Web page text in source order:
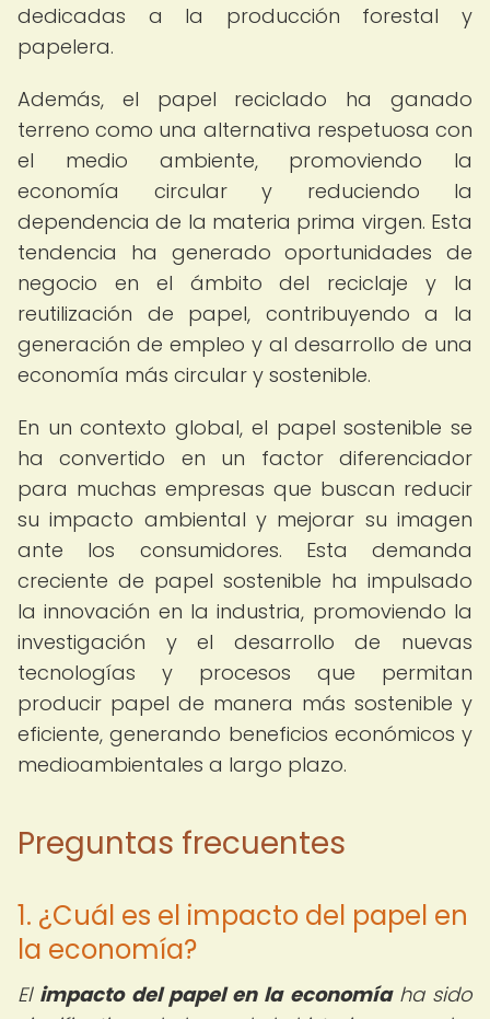
dedicadas a la producción forestal y
papelera.
Además, el papel reciclado ha ganado
terreno como una alternativa respetuosa con
el medio ambiente, promoviendo la
economía circular y reduciendo la
dependencia de la materia prima virgen. Esta
tendencia ha generado oportunidades de
negocio en el ámbito del reciclaje y la
reutilización de papel, contribuyendo a la
generación de empleo y al desarrollo de una
economía más circular y sostenible.
En un contexto global, el papel sostenible se
ha convertido en un factor diferenciador
para muchas empresas que buscan reducir
su impacto ambiental y mejorar su imagen
ante los consumidores. Esta demanda
creciente de papel sostenible ha impulsado
la innovación en la industria, promoviendo la
investigación y el desarrollo de nuevas
tecnologías y procesos que permitan
producir papel de manera más sostenible y
eficiente, generando beneficios económicos y
medioambientales a largo plazo.
Preguntas frecuentes
1. ¿Cuál es el impacto del papel en
la economía?
El impacto del papel en la economíaha sido